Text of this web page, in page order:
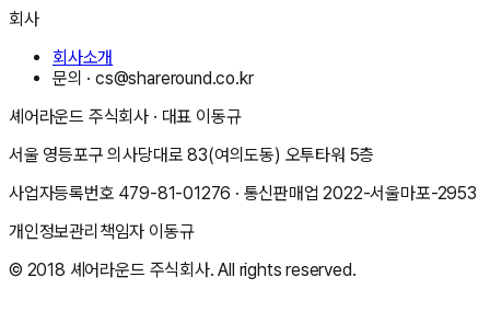
회사
회사소개
문의 ·cs@shareround.co.kr
셰어라운드 주식회사 · 대표 이동규
서울 영등포구 의사당대로 83(여의도동) 오투타워 5층
사업자등록번호 479-81-01276 · 통신판매업2022-서울마포-2953
개인정보관리책임자 이동규
© 2018 셰어라운드 주식회사. All rights reserved.